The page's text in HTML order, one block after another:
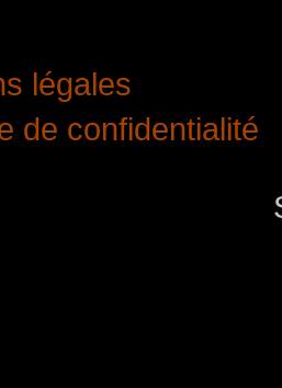
légales
de confidentialité